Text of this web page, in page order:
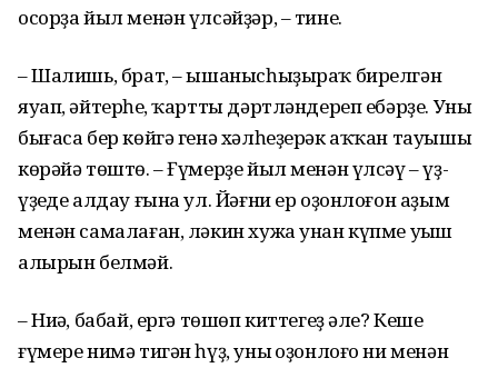
осорҙа йыл менән үлсәйҙәр, – тине.
– Шалишь, брат, – ышанысһыҙыраҡ бирелгән
яуап, әйтерһең, ҡартты дәртләндереп ебәрҙе. Уның
бығаса бер көйгә генә хәлһеҙерәк аҡҡан тауышы
көрәйә төштө. – Ғүмерҙе йыл менән үлсәү – үҙ-
үҙеңде алдау ғына ул. Йәғни ер оҙонлоғон аҙым
менән самалаған, ләкин хужа унан күпме уңыш
алырын белмәй.
– Ниңә, бабай, ергә төшөп киттегеҙ әле? Кеше
ғүмере нимә тигән һүҙ, уның оҙонлоғо ни менән